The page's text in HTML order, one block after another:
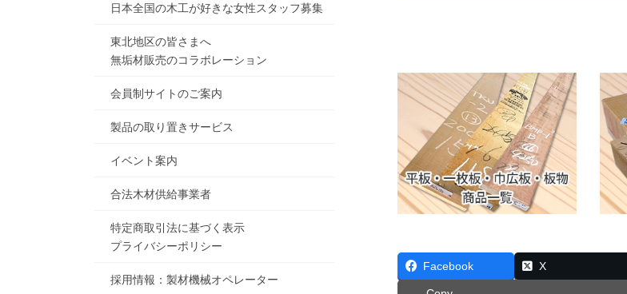
Facebook X
日本全国の木工が好きな女性スタッフ募集
東北地区の皆さまへ
無垢材販売のコラボレーション
会員制サイトのご案内
製品の取り置きサービス
イベント案内
合法木材供給事業者
特定商取引法に基づく表示
プライバシーポリシー
採用情報：製材機械オペレーター